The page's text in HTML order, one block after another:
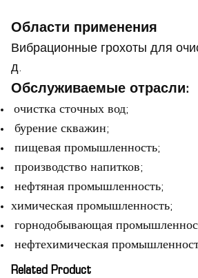
Области применения
Вибрационные грохоты для
д.
Обслуживаемые отрасли:
очистка сточных вод;
бурение скважин;
пищевая промышленность;
производство напитков;
нефтяная промышленность;
химическая промышленность;
горнодобывающая
нефтехимическая
Related Product